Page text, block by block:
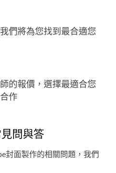
們將為您找到最合適您
的報價，選擇最適合您
作
問與答
封面製作的相關問題，我們